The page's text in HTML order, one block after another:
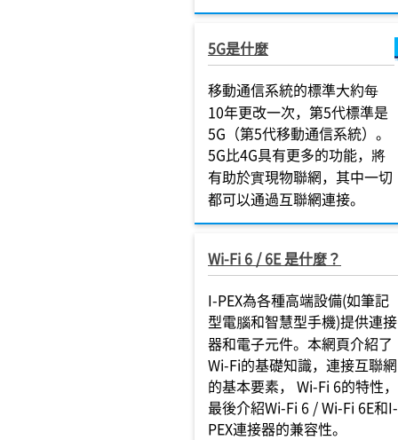
5G是什麼
移動通信系統的標準大約每
10年更改一次，第5代標準是
5G（第5代移動通信系統）。
5G比4G具有更多的功能，將
有助於實現物聯網，其中一切
都可以通過互聯網連接。
Wi-Fi 6 / 6E 是什麼？
I-PEX為各種高端設備(如筆記
型電腦和智慧型手機)提供連接
器和電子元件。本網頁介紹了
Wi-Fi的基礎知識，連接互聯網
的基本要素， Wi-Fi 6的特性，
最後介紹Wi-Fi 6 / Wi-Fi 6E和I-
PEX連接器的兼容性。